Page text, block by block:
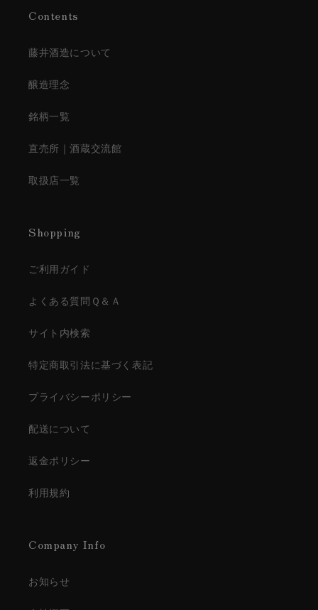
Contents
藤井酒造について
醸造理念
銘柄一覧
直売所｜酒蔵交流館
取扱店一覧
Shopping
ご利用ガイド
よくある質問Ｑ＆Ａ
サイト内検索
特定商取引法に基づく表記
プライバシーポリシー
配送について
返金ポリシー
利用規約
Company Info
お知らせ